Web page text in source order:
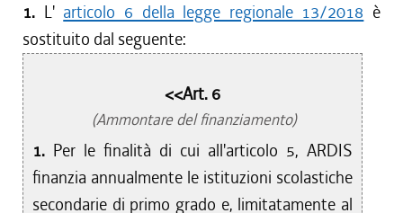
1. L' articolo 6 della legge regionale 13/2018 è
sostituito dal seguente:
<<Art. 6
(Ammontare del finanziamento)
1. Per le finalità di cui all'articolo 5, ARDIS
finanzia annualmente le istituzioni scolastiche
secondarie di primo grado e, limitatamente al